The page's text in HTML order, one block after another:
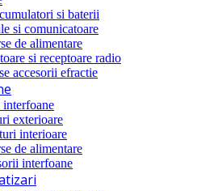
si baterii
si comunicatoare
de alimentare
si receptoare radio
accesorii efractie
exterioare
interioare
de alimentare
interfoane